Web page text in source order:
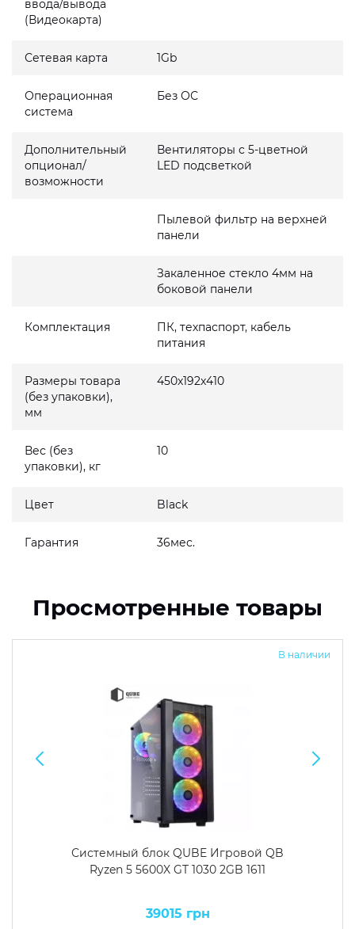
ввода/вывода
(Видеокарта)
Сетевая карта 1Gb
Операционная
система
Без ОС
Дополнительный
опционал/
возможности
Вентиляторы с 5-цветной
LED подсветкой
Пылевой фильтр на верхней
панели
Закаленное стекло 4мм на
боковой панели
Комплектация
ПК, техпаспорт, кабель
питания
Размеры товара
(без упаковки),
мм
450x192x410
Вес (без
упаковки), кг
10
Цвет Black
Гарантия 36мес.
Просмотренные товары
В наличии
Системный блок QUBE Игровой QB
Ryzen 5 5600X GT 1030 2GB 1611
39015 грн